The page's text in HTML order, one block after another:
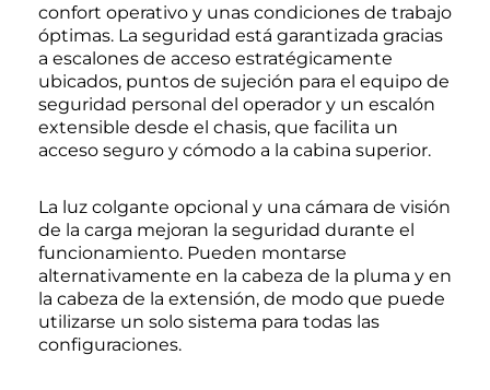
confort operativo y unas condiciones de trabajo
óptimas. La seguridad está garantizada gracias
a escalones de acceso estratégicamente
ubicados, puntos de sujeción para el equipo de
seguridad personal del operador y un escalón
extensible desde el chasis, que facilita un
acceso seguro y cómodo a la cabina superior.
La luz colgante opcional y una cámara de visión
de la carga mejoran la seguridad durante el
funcionamiento. Pueden montarse
alternativamente en la cabeza de la pluma y en
la cabeza de la extensión, de modo que puede
utilizarse un solo sistema para todas las
configuraciones.